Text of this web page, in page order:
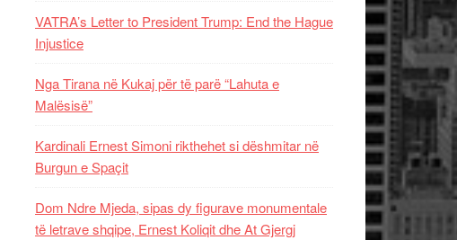
VATRA’s Letter to President Trump: End the Hague
Injustice
Nga Tirana në Kukaj për të parë “Lahuta e
Malësisë”
Kardinali Ernest Simoni rikthehet si dëshmitar në
Burgun e Spaçit
Dom Ndre Mjeda, sipas dy figurave monumentale
të letrave shqipe, Ernest Koliqit dhe At Gjergj